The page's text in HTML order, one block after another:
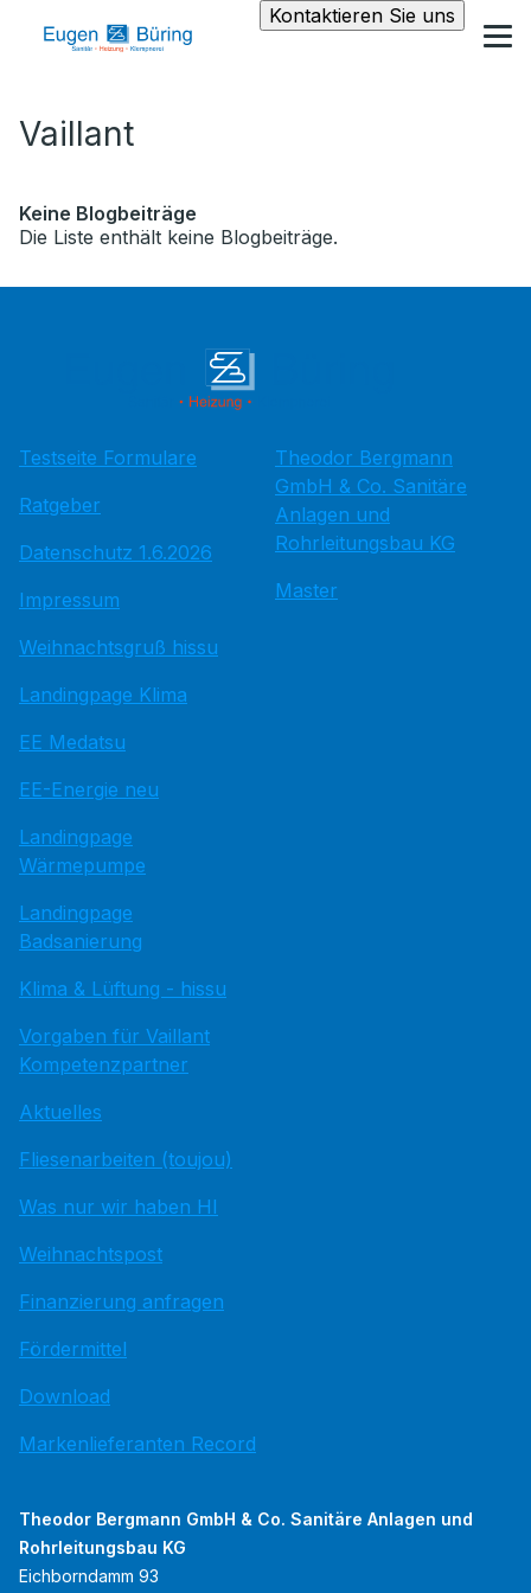
Kontaktieren Sie uns
Vaillant
Keine Blogbeiträge
Die Liste enthält keine Blogbeiträge.
Testseite Formulare
Ratgeber
Datenschutz 1.6.2026
Impressum
Weihnachtsgruß hissu
Landingpage Klima
EE Medatsu
EE-Energie neu
Landingpage
Wärmepumpe
Landingpage
Badsanierung
Klima & Lüftung - hissu
Vorgaben für Vaillant
Kompetenzpartner
Aktuelles
Fliesenarbeiten (toujou)
Was nur wir haben HI
Weihnachtspost
Finanzierung anfragen
Fördermittel
Download
Markenlieferanten Record
Theodor Bergmann
GmbH & Co. Sanitäre
Anlagen und
Rohrleitungsbau KG
Master
Theodor Bergmann GmbH & Co. Sanitäre Anlagen und
Rohrleitungsbau KG
Eichborndamm 93